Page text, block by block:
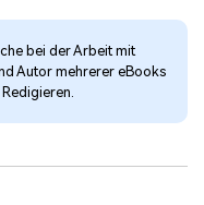
bei der Arbeit mit
Autor mehrerer eBooks